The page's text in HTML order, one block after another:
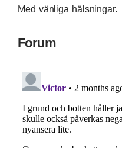
Med vänliga hälsningar.
Forum